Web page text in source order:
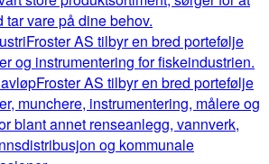
tar vare på dine behov.
Froster AS tilbyr en bred portefølje
og instrumentering for fiskeindustrien.
Froster AS tilbyr en bred portefølje
munchere, instrumentering, målere og
blant annet renseanlegg, vannverk,
og kommunale